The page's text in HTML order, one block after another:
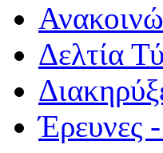
Δελτία
Έρευνες